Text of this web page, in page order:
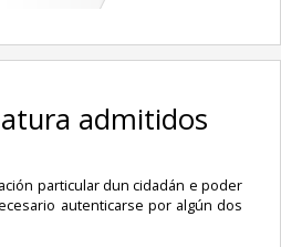
admitidos
particular dun cidadán e poder
autenticarse por algún dos